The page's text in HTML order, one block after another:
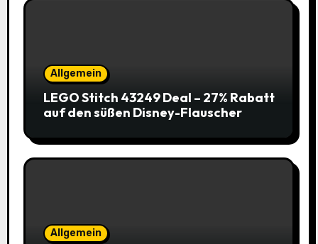
Allgemein
LEGO Stitch 43249 Deal – 27% Rabatt
auf den süßen Disney-Flauscher
Allgemein